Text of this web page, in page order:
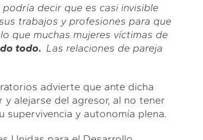
decir que es casi invisible
trabajos y profesiones para que
que muchas mujeres víctimas de
todo. Las relaciones de pareja
advierte que ante dicha
alejarse del agresor, al no tener
supervivencia y autonomía plena.